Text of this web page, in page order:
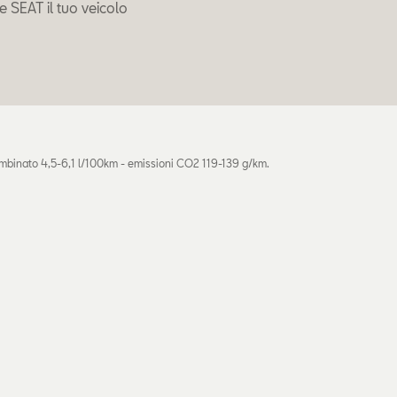
SEAT il tuo veicolo
4,5-6,1 l/100km - emissioni CO2 119-139 g/km.